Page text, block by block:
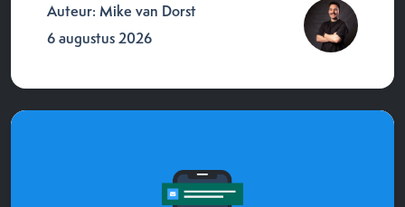
Auteur: Mike van Dorst
6 augustus 2026